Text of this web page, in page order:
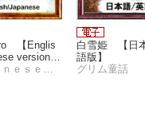
【Englis
version
白雪姫 【日
語版】
グリム童話